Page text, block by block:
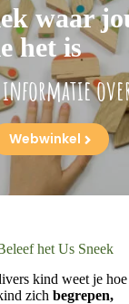
waar
het is
Webwinkel
het Us Sneek
kind weet je
zich begrepen,